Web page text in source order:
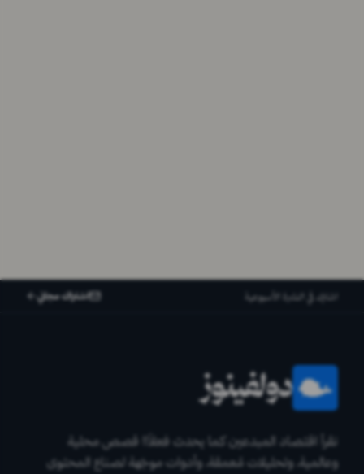
اشترك في النشرة الأسبوعية اشتراك مجاني
دولفينوز
نقرأ اقتصاد المبدعين كما يحدث فعلاً!! قصص محلية
وعالمية، وتحليلات مٌعمقة، وأدوات موجّهة لصناع المحتوى